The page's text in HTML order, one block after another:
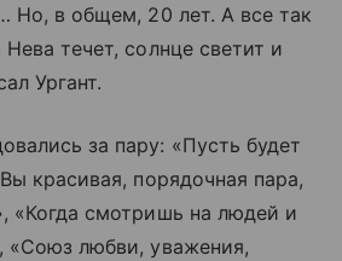
Но, в общем, 20 лет. А все так
течет, солнце светит и
Ургант.
за пару: «Пусть будет
красивая, порядочная пара,
«Когда смотришь на людей и
«Союз любви, уважения,